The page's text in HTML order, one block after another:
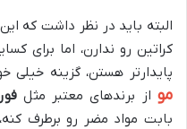
البته باید در نظر داشت که
کراتین رو ندارن، اما برای
پایدارتر هستن، گزینه
مواز برندهای معتبر مثل
بابت مواد مضر رو برطرف